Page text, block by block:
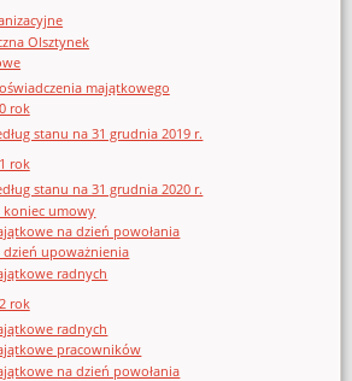
Olsztynek
majątkowego
rok
stanu na 31 grudnia 2019 r.
rok
stanu na 31 grudnia 2020 r.
koniec umowy
na dzień powołania
dzień upoważnienia
radnych
rok
radnych
pracowników
na dzień powołania